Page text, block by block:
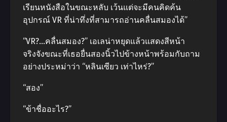
เรียนหนังสือในขณะหลับ เว้นแต่จะมีคนคิดค้น
อุปกรณ์ VR ที่น่าทึ่งที่สามารถอ่านคลื่นสมองได้”
“VR?…คลื่นสมอง?” เอเลน่าหยุดแล้วแสดงสีหน้า
จริงจังขณะที่เธอยื่นสองนิ้วไปข้างหน้าพร้อมกับถาม
อย่างประหม่าว่า “หลินเซียว เท่าไหร่?”
“สอง”
“ข้าชื่ออะไร?”